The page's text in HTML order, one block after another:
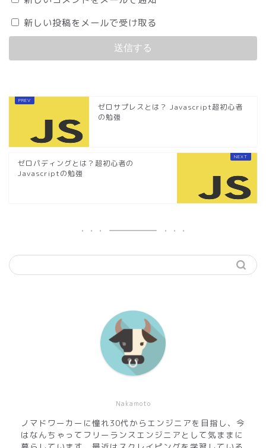
新しい投稿をメールで受け取る
ゼロサプレスとは？ Javascript超初心者
の勉強
ゼロパディングとは？超初心者の
Javascriptの勉強
Nakamoto
ノマドワーカーに憧れ30代からエンジニアを目指し、今
はなんちゃってフリーランスエンジニアとして気ままに